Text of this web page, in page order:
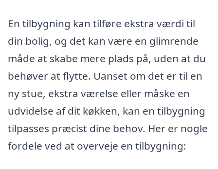
En tilbygning kan tilføre ekstra værdi til
din bolig, og det kan være en glimrende
måde at skabe mere plads på, uden at du
behøver at flytte. Uanset om det er til en
ny stue, ekstra værelse eller måske en
udvidelse af dit køkken, kan en tilbygning
tilpasses præcist dine behov. Her er nogle
fordele ved at overveje en tilbygning: